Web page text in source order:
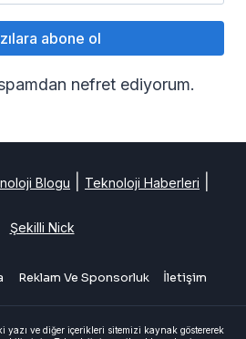
nefret ediyorum.
Blogu Teknoloji Haberleri
Şekilli Nick
Reklam Ve Sponsorluk İletişim
ve diğer içerikleri sitemizi kaynak göstererek